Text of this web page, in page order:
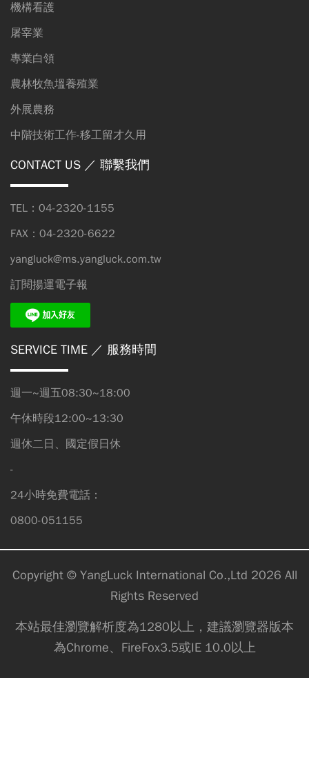
機構看護
屠宰業
專業白領
農林牧魚塭養殖業
外展農務
中階技術工作-移工留才久用
CONTACT US ／ 聯繫我們
TEL：04-2320-1155
FAX：04-2320-6622
yangluck@ms.yangluck.com.tw
訂閱揚運電子報
SERVICE TIME ／ 服務時間
週一~週五08:30~18:00
午休時段12:00~13:30
週休二日、國定假日休
-
24小時免費電話：
0800-051155
Copyright © YangLuck International Co.,Ltd 2026 All
Rights Reserved
本站最佳瀏覽解析度為1280以上，建議瀏覽器版本
為Chrome、FireFox3.5或IE 10.0以上